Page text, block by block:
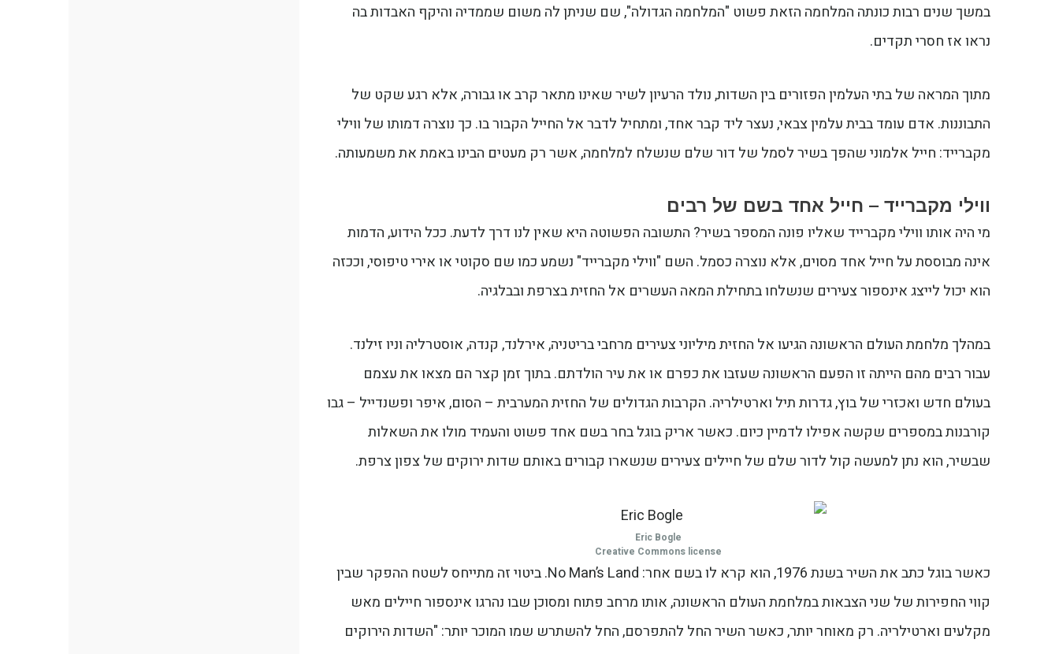
במשך שנים רבות כונתה המלחמה הזאת פשוט "המלחמה הגדולה", שם שניתן לה משום שממדיה והיקף האבדות בה
נראו אז חסרי תקדים.
מתוך המראה של בתי העלמין הפזורים בין השדות, נולד הרעיון לשיר שאינו מתאר קרב או גבורה, אלא רגע שקט של
התבוננות. אדם עומד בבית עלמין צבאי, נעצר ליד קבר אחד, ומתחיל לדבר אל החייל הקבור בו. כך נוצרה דמותו של ווילי
מקברייד: חייל אלמוני שהפך בשיר לסמל של דור שלם שנשלח למלחמה, אשר רק מעטים הבינו באמת את משמעותה.
ווילי מקברייד – חייל אחד בשם של רבים
מי היה אותו ווילי מקברייד שאליו פונה המספר בשיר? התשובה הפשוטה היא שאין לנו דרך לדעת. ככל הידוע, הדמות
אינה מבוססת על חייל אחד מסוים, אלא נוצרה כסמל. השם "ווילי מקברייד" נשמע כמו שם סקוטי או אירי טיפוסי, וככזה
הוא יכול לייצג אינספור צעירים שנשלחו בתחילת המאה העשרים אל החזית בצרפת ובבלגיה.
במהלך מלחמת העולם הראשונה הגיעו אל החזית מיליוני צעירים מרחבי בריטניה, אירלנד, קנדה, אוסטרליה וניו זילנד.
עבור רבים מהם הייתה זו הפעם הראשונה שעזבו את כפרם או את עיר הולדתם. בתוך זמן קצר הם מצאו את עצמם
בעולם חדש ואכזרי של בוץ, גדרות תיל וארטילריה. הקרבות הגדולים של החזית המערבית – הסום, איפר ופשנדייל – גבו
קורבנות במספרים שקשה אפילו לדמיין כיום. כאשר אריק בוגל בחר בשם אחד פשוט והעמיד מולו את השאלות
שבשיר, הוא נתן למעשה קול לדור שלם של חיילים צעירים שנשארו קבורים באותם שדות ירוקים של צפון צרפת.
Eric Bogle
Creative Commons license
כאשר בוגל כתב את השיר בשנת 1976, הוא קרא לו בשם אחר: No Man’s Land. ביטוי זה מתייחס לשטח ההפקר שבין
קווי החפירות של שני הצבאות במלחמת העולם הראשונה, אותו מרחב פתוח ומסוכן שבו נהרגו אינספור חיילים מאש
מקלעים וארטילריה. רק מאוחר יותר, כאשר השיר החל להתפרסם, החל להשתרש שמו המוכר יותר: "השדות הירוקים